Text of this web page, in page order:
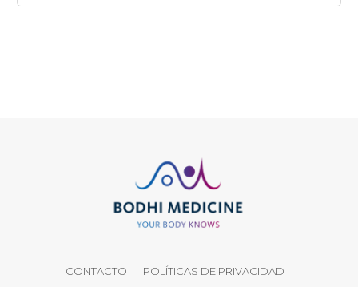
CONTACTO
POLÍTICAS DE PRIVACIDAD